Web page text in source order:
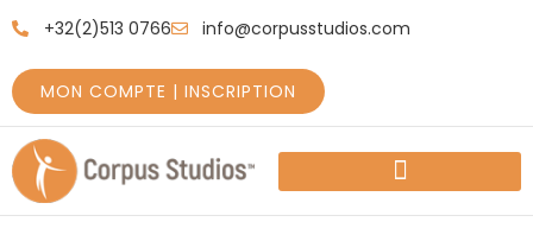
+32(2)513 0766 info@corpusstudios.com
MON COMPTE | INSCRIPTION